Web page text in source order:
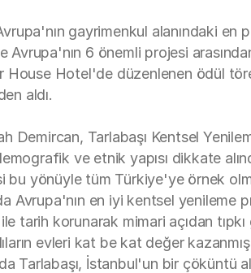
gayrimenkul alanındaki en
6 önemli projesi
House Hotel'de düzenlenen ödül
aldı.
Demircan, Tarlabaşı Kentsel
ve etnik yapısı dikkate
yönüyle tüm Türkiye'ye örnek
Avrupa'nın en iyi kentsel yenileme
tarih korunarak mimari açıdan tıpkı
evleri kat be kat değer
Tarlabaşı, İstanbul'un bir çöküntü